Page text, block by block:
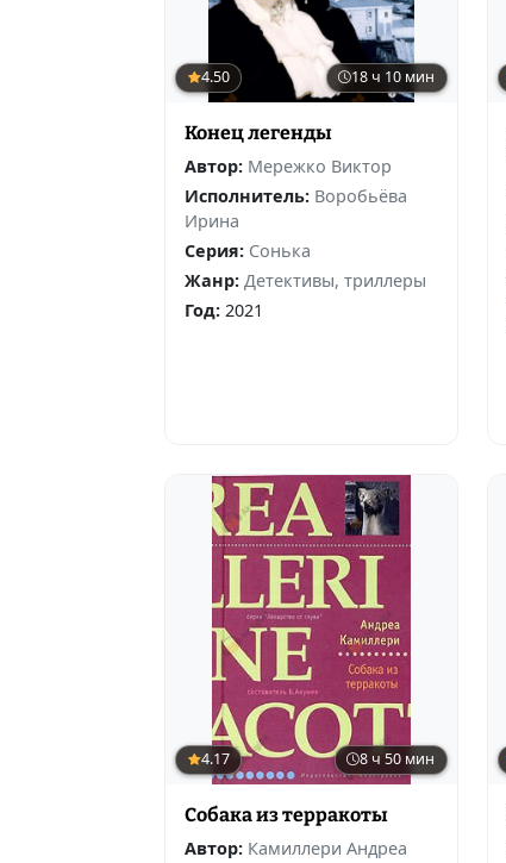
4.50 18 ч 10 мин
Конец легенды
Автор: Мережко Виктор
Исполнитель: Воробьёва
Ирина
Серия: Сонька
Жанр: Детективы, триллеры
Год: 2021
4.17 8 ч 50 мин
Собака из терракоты
Автор: Камиллери Андреа